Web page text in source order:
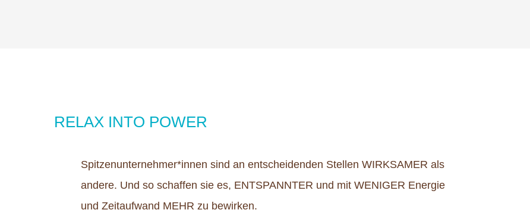
RELAX INTO POWER
Spitzenunternehmer*innen sind an entscheidenden Stellen WIRKSAMER als
andere. Und so schaffen sie es, ENTSPANNTER und mit WENIGER Energie
und Zeitaufwand MEHR zu bewirken.